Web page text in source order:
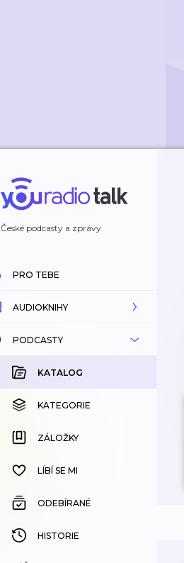
České podcasty a zprávy
PRO TEBE
AUDIOKNIHY
KATALOG
KOUPENÉ
KATEGORIE
ZÁLOŽKY
HISTORIE
PODCASTY
KATALOG
KATEGORIE
ZÁLOŽKY
LÍBÍ SE MI
ODEBÍRANÉ
HISTORIE